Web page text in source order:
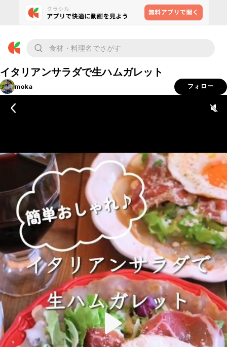
イタリアンサラダで生ハムガレット
moka フォロー